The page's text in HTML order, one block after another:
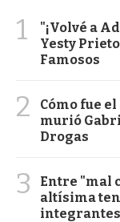
1
"¡Volvé a
Yesty
Famosos
2
Cómo fue
murió
Drogas
3
Entre "mal
altísima